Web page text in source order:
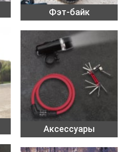
Фэт-байк
Аксессуары